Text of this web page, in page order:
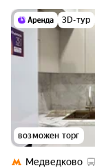
3D-тур
возможен торг
Медведково